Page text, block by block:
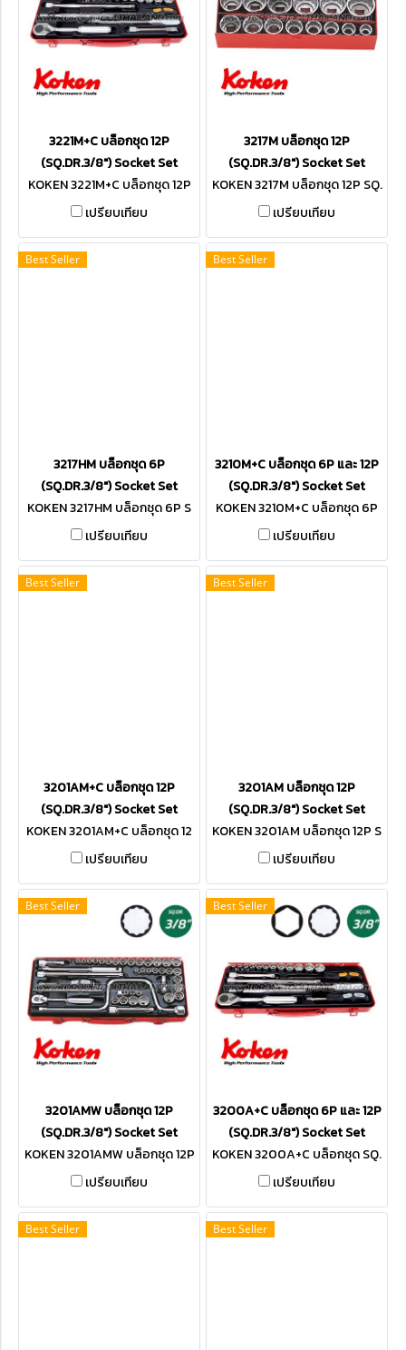
3221M+C บล็อกชุด 12P
(SQ.DR.3/8") Socket Set
KOKEN 3221M+C บล็อกชุด 12P
SQ.DR.3/8"
เปรียบเทียบ
3217M บล็อกชุด 12P
(SQ.DR.3/8") Socket Set
KOKEN 3217M บล็อกชุด 12P SQ.
เปรียบเทียบ
Best Seller
3217HM บล็อกชุด 6P
(SQ.DR.3/8") Socket Set
KOKEN 3217HM บล็อกชุด 6P S
เปรียบเทียบ
Best Seller
3210M+C บล็อกชุด 6P และ 12P
(SQ.DR.3/8") Socket Set
KOKEN 3210M+C บล็อกชุด 6P
และ 12P SQ.DR.3/8"
เปรียบเทียบ
Best Seller
3201AM+C บล็อกชุด 12P
(SQ.DR.3/8") Socket Set
KOKEN 3201AM+C บล็อกชุด 12
P SQ.DR.3/8"
เปรียบเทียบ
Best Seller
3201AM บล็อกชุด 12P
(SQ.DR.3/8") Socket Set
KOKEN 3201AM บล็อกชุด 12P S
เปรียบเทียบ
Best Seller
3201AMW บล็อกชุด 12P
(SQ.DR.3/8") Socket Set
KOKEN 3201AMW บล็อกชุด 12P
SQ.DR.3/8"
เปรียบเทียบ
Best Seller
3200A+C บล็อกชุด 6P และ 12P
(SQ.DR.3/8") Socket Set
KOKEN 3200A+C บล็อกชุด SQ.
เปรียบเทียบ
Best Seller Best Seller